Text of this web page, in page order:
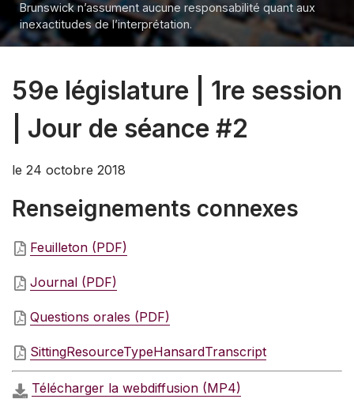
Brunswick n’assument aucune responsabilité quant aux
inexactitudes de l’interprétation.
59e législature | 1re session
| Jour de séance #2
le 24 octobre 2018
Renseignements connexes
Feuilleton (PDF)
Journal (PDF)
Questions orales (PDF)
SittingResourceTypeHansardTranscript
Télécharger la webdiffusion (MP4)